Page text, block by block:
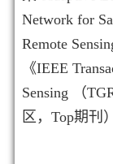
Network for
Remote
《IEEE
Sensing （
区，Top期刊